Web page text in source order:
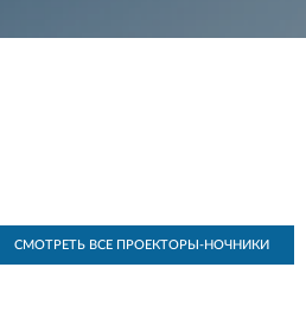
СМОТРЕТЬ ВСЕ ПРОЕКТОРЫ-НОЧНИКИ